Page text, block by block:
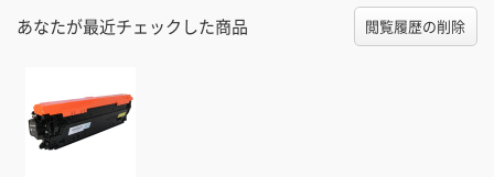
あなたが最近チェックした商品 閲覧履歴の削除